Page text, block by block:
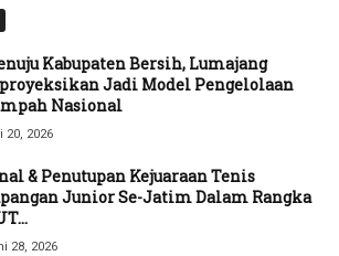
Kabupaten Bersih, Lumajang
Jadi Model Pengelolaan
Nasional
20, 2026
& Penutupan Kejuaraan Tenis
Junior Se-Jatim Dalam Rangka
28, 2026